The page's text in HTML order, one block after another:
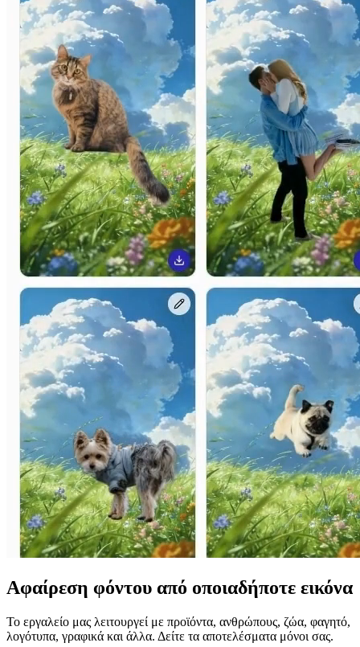
Αφαίρεση φόντου από οποιαδήποτε εικόνα
Το εργαλείο μας λειτουργεί με προϊόντα, ανθρώπους, ζώα, φαγητό,
λογότυπα, γραφικά και άλλα. Δείτε τα αποτελέσματα μόνοι σας.